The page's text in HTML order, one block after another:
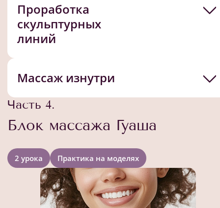
Проработка
скульптурных
линий
Массаж изнутри
Часть 4.
Блок массажа Гуаша
2 урока Практика на моделях